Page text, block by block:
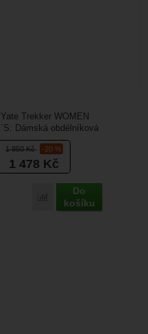
1 850Kč -20 %
1 478 Kč
Porovnat
Do
košíku
Yate Trekker WOMEN
´S: Dámská obdélníková
samonafukovací karimatka s
tloušťkou 3,8 cm. Je skladná, a
přitom...